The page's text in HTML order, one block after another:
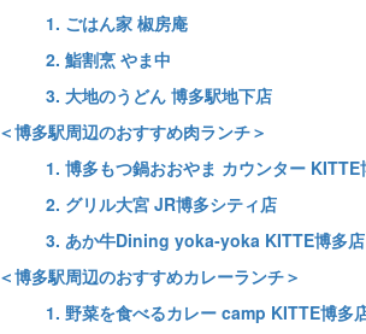
1. ごはん家 椒房庵
2. 鮨割烹 やま中
3. 大地のうどん 博多駅地下店
＜博多駅周辺のおすすめ肉ランチ＞
1. 博多もつ鍋おおやま カウンター KITTE
2. グリル大宮 JR博多シティ店
3. あか牛Dining yoka‐yoka KITTE博多店
＜博多駅周辺のおすすめカレーランチ＞
1. 野菜を食べるカレー camp KITTE博多